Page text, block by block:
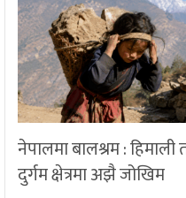
नेपालमा बालश्रम : हिमाली
दुर्गम क्षेत्रमा अझै जोखिम